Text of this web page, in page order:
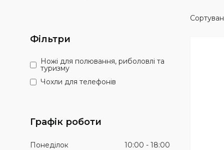
Фільтри
Ножі для полювання, риболовлі та
туризму
Чохли для телефонів
Графік роботи
Понеділок 10:00
18:00